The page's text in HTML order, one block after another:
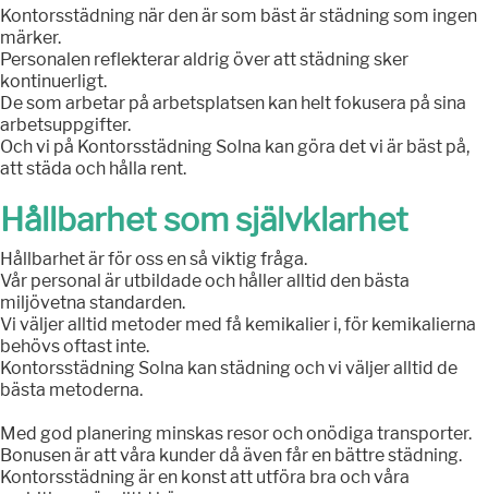
Kontorsstädning när den är som bäst är städning som ingen
märker.
Personalen reflekterar aldrig över att städning sker
kontinuerligt.
De som arbetar på arbetsplatsen kan helt fokusera på sina
arbetsuppgifter.
Och vi på Kontorsstädning Solna kan göra det vi är bäst på,
att städa och hålla rent.
Hållbarhet som självklarhet
Hållbarhet är för oss en så viktig fråga.
Vår personal är utbildade och håller alltid den bästa
miljövetna standarden.
Vi väljer alltid metoder med få kemikalier i, för kemikalierna
behövs oftast inte.
Kontorsstädning Solna kan städning och vi väljer alltid de
bästa metoderna.
Med god planering minskas resor och onödiga transporter.
Bonusen är att våra kunder då även får en bättre städning.
Kontorsstädning är en konst att utföra bra och våra